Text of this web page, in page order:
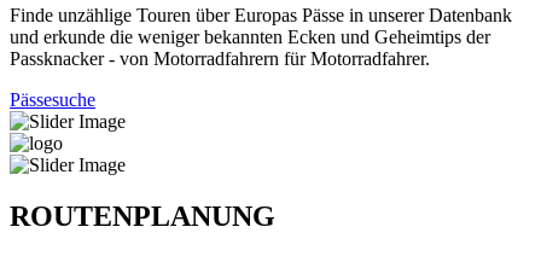
Finde unzählige Touren über Europas Pässe in unserer Datenbank
und erkunde die weniger bekannten Ecken und Geheimtips der
Passknacker - von Motorradfahrern für Motorradfahrer.
Pässesuche
ROUTENPLANUNG